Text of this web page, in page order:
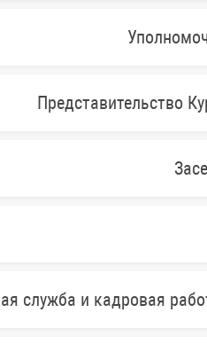
Представительство
служба и кадровая